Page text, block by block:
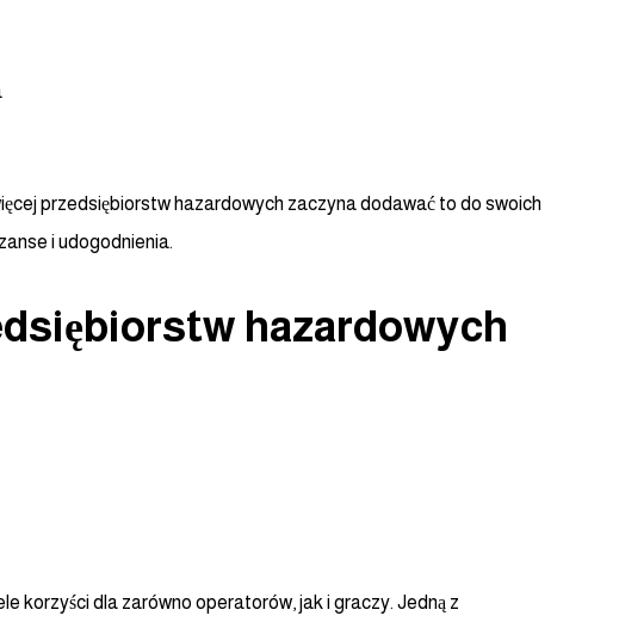
przedsiębiorstw hazardowych zaczyna dodawać to do swoich
i udogodnienia.
hazardowych
korzyści dla zarówno operatorów, jak i graczy. Jedną z